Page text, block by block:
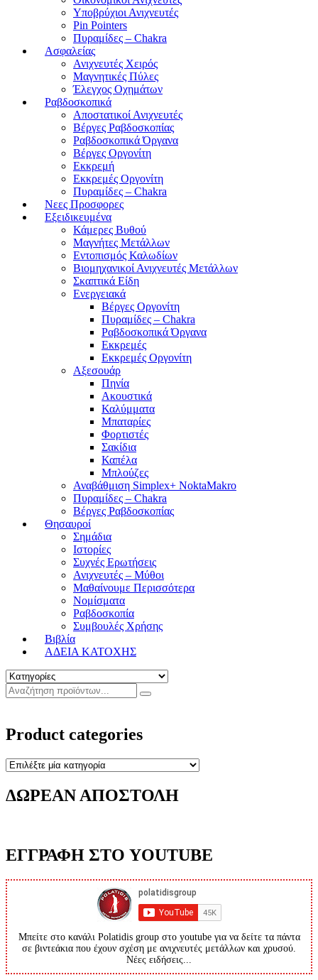
Υποβρύχιοι Ανιχνευτές
Pin Pointers
Πυραμίδες – Chakra
Ασφαλείας
Ανιχνευτές Χειρός
Μαγνητικές Πύλες
Έλεγχος Οχημάτων
Ραβδοσκοπικά
Αποστατικοί Ανιχνευτές
Βέργες Ραβδοσκοπίας
Ραβδοσκοπικά Όργανα
Βέργες Οργονίτη
Εκκρεμή
Εκκρεμές Οργονίτη
Πυραμίδες – Chakra
Νεες Προσφορες
Εξειδικευμένα
Κάμερες Βυθού
Μαγνήτες Μετάλλων
Εντοπισμός Καλωδίων
Βιομηχανικοί Ανιχνευτές Μετάλλων
Σκαπτικά Είδη
Ενεργειακά
Βέργες Οργονίτη
Πυραμίδες – Chakra
Ραβδοσκοπικά Όργανα
Εκκρεμές
Εκκρεμές Οργονίτη
Αξεσουάρ
Πηνία
Ακουστικά
Καλύμματα
Μπαταρίες
Φορτιστές
Σακίδια
Καπέλα
Μπλούζες
Αναβάθμιση Simplex+ NoktaMakro
Πυραμίδες – Chakra
Βέργες Ραβδοσκοπίας
Θησαυροί
Σημάδια
Ιστορίες
Συχνές Ερωτήσεις
Ανιχνευτές – Μύθοι
Μαθαίνουμε Περισσότερα
Νομίσματα
Ραβδοσκοπία
Συμβουλές Χρήσης
Βιβλία
ΑΔΕΙΑ ΚΑΤΟΧΗΣ
Product categories
ΔΩΡΕΑΝ ΑΠΟΣΤΟΛΗ
ΕΓΓΡΑΦΗ ΣΤΟ YOUTUBE
Μπείτε στο κανάλι Polatidis group στο youtube για να δείτε τα πάντα
σε βιντεάκια που έχουν σχέση με ανιχνευτές μετάλλων και χρυσού.
Νέες ειδήσεις...